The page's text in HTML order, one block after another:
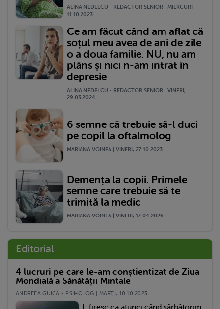
ALINA NEDELCU - REDACTOR SENIOR | MIERCURI,
11.10.2023
Ce am făcut când am aflat că
soțul meu avea de ani de zile
o a doua familie. NU, nu am
plâns și nici n-am intrat în
depresie
ALINA NEDELCU - REDACTOR SENIOR | VINERI,
29.03.2024
6 semne că trebuie să-l duci
pe copil la oftalmolog
MARIANA VOINEA | VINERI, 27.10.2023
Demența la copii. Primele
semne care trebuie să te
trimită la medic
MARIANA VOINEA | VINERI, 17.04.2026
Editorial
4 lucruri pe care le-am conștientizat de Ziua
Mondială a Sănătății Mintale
ANDREEA GUICĂ - PSIHOLOG | MARŢI, 10.10.2023